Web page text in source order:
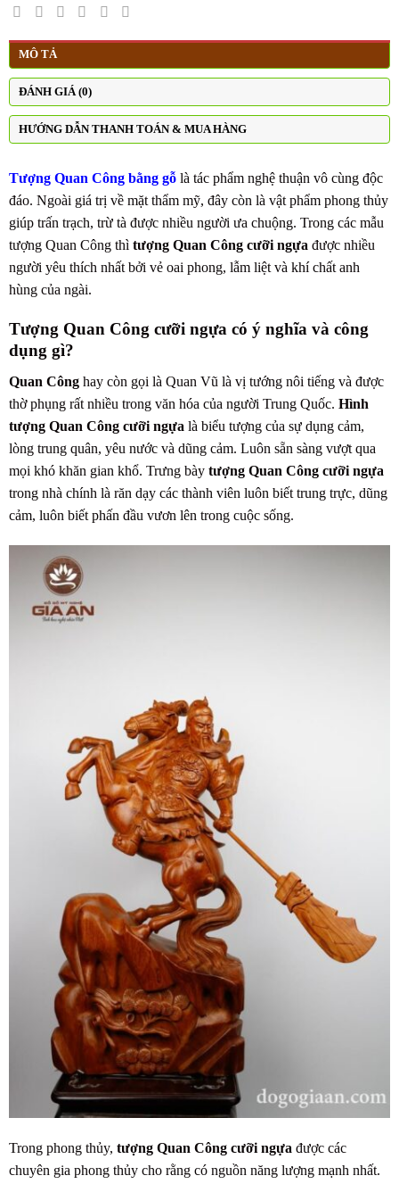
MÔ TẢ
ĐÁNH GIÁ (0)
HƯỚNG DẪN THANH TOÁN & MUA HÀNG
Tượng Quan Công bằng gỗ là tác phẩm nghệ thuận vô cùng độc
đáo. Ngoài giá trị về mặt thẩm mỹ, đây còn là vật phẩm phong thủy
giúp trấn trạch, trừ tà được nhiều người ưa chuộng. Trong các mẫu
tượng Quan Công thì tượng Quan Công cưỡi ngựa được nhiều
người yêu thích nhất bởi vẻ oai phong, lẫm liệt và khí chất anh
hùng của ngài.
Tượng Quan Công cưỡi ngựa có ý nghĩa và công
dụng gì?
Quan Công hay còn gọi là Quan Vũ là vị tướng nôi tiếng và được
thờ phụng rất nhiều trong văn hóa của người Trung Quốc. Hình
tượng Quan Công cưỡi ngựa là biểu tượng của sự dụng cảm,
lòng trung quân, yêu nước và dũng cảm. Luôn sẵn sàng vượt qua
mọi khó khăn gian khổ. Trưng bày tượng Quan Công cưỡi ngựa
trong nhà chính là răn dạy các thành viên luôn biết trung trực, dũng
cảm, luôn biết phấn đầu vươn lên trong cuộc sống.
Trong phong thủy, tượng Quan Công cưỡi ngựa được các
chuyên gia phong thủy cho rằng có nguồn năng lượng mạnh nhất.